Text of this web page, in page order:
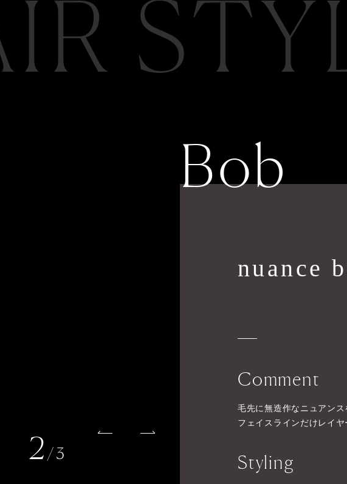
2 /3
Bob
nuance
Comment
毛先に無造作なニュアンス
フェイスラインだけレイヤ
Styling